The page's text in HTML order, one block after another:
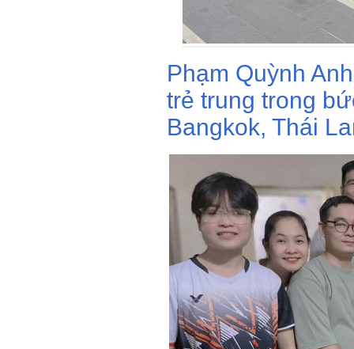
Phạm Quỳnh
trẻ trung trong
Bangkok, Thái